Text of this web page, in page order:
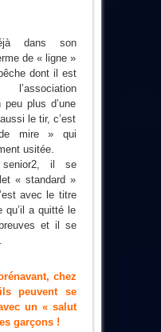
dans son
de « ligne »
dont il est
plus d’une
le tir, c’est
mire » qui
usitée.
senior2, il se
« standard »
avec le titre
qu’il a quitté le
et il se
chez
peuvent se
un « salut
garçons !